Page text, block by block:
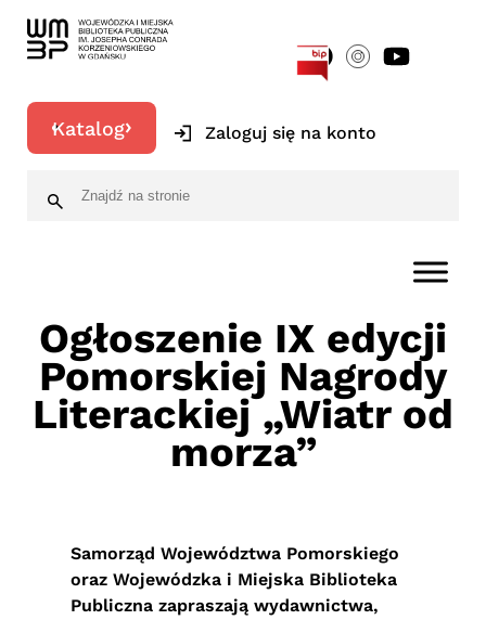
Katalog Zaloguj się na konto
Ogłoszenie IX edycji
Pomorskiej Nagrody
Literackiej „Wiatr od
morza”
Samorząd Województwa Pomorskiego
oraz Wojewódzka i Miejska Biblioteka
Publiczna zapraszają wydawnictwa,